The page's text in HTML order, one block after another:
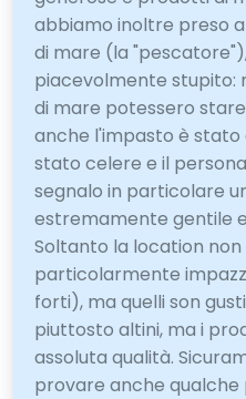
abbiamo inoltre preso
di mare (la
piacevolmente stupito:
di mare potessero
anche l'impasto è stato
stato celere e il
segnalo in particolare
estremamente gentile
Soltanto la location
particolarmente
forti), ma quelli son
piuttosto altini, ma i
assoluta qualità.
provare anche qualche